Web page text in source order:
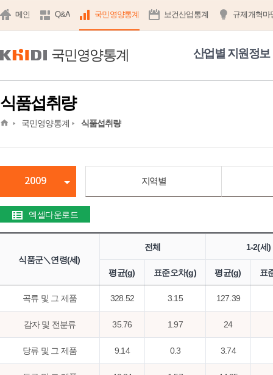
메인 Q&A 국민영양통계 보건산업통계 규제개혁마
국민영양통계 산업별 지원정보
식품섭취량
home국민영양통계 식품섭취량
2009 지역별
엑셀다운로드
식품군＼연령(세)
전체 1-2(세)
평균(g) 표준오차(g) 평균(g) 표
곡류 및 그 제품 328.52 3.15 127.39
감자 및 전분류 35.76 1.97 24
당류 및 그 제품 9.14 0.3 3.74